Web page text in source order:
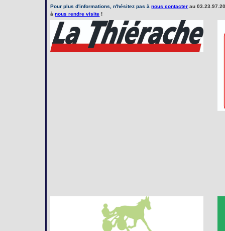
Pour plus d'informations, n'hésitez pas ànous contacter au
ànous rendre visite !